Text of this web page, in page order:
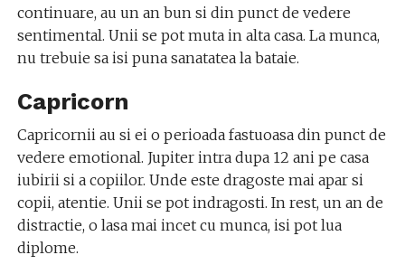
continuare, au un an bun si din punct de vedere
sentimental. Unii se pot muta in alta casa. La munca,
nu trebuie sa isi puna sanatatea la bataie.
Capricorn
Capricornii au si ei o perioada fastuoasa din punct de
vedere emotional. Jupiter intra dupa 12 ani pe casa
iubirii si a copiilor. Unde este dragoste mai apar si
copii, atentie. Unii se pot indragosti. In rest, un an de
distractie, o lasa mai incet cu munca, isi pot lua
diplome.